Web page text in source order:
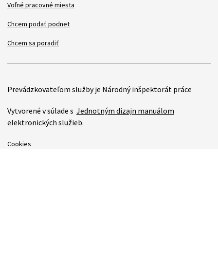
Voľné pracovné miesta
Chcem podať podnet
Chcem sa poradiť
Prevádzkovateľom služby je Národný inšpektorát práce
Vytvorené v súlade s Jednotným dizajn manuálom
elektronických služieb.
Cookies